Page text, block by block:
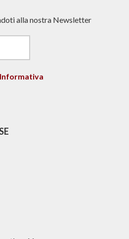
alla nostra Newsletter
Informativa